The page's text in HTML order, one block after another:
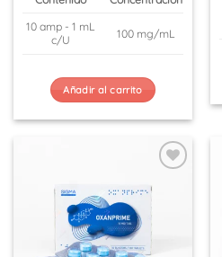
10 amp - 1 mL
c/U
100 mg/mL
Añadir al carrito